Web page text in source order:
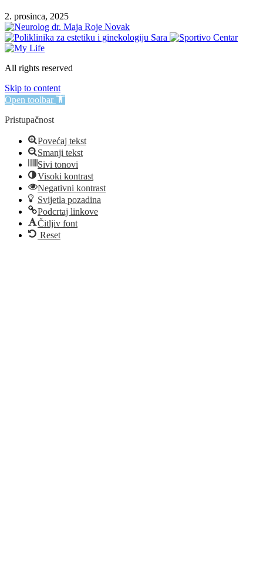
2. prosinca, 2025
All rights reserved
Skip to content
Open toolbar
Pristupačnost
Povećaj tekst
Smanji tekst
Sivi tonovi
Visoki kontrast
Negativni kontrast
Svijetla pozadina
Podcrtaj linkove
Čitljiv font
Reset